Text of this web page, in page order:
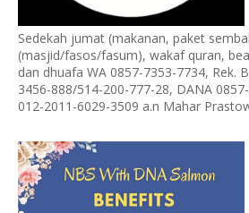
Sedekah jumat (makanan, paket
(masjid/fasos/fasum), wakaf quran,
dan dhuafa WA 0857-7353-7734, Rek.
3456-888/514-200-777-28, DANA
012-2011-6029-3509 a.n Mahar